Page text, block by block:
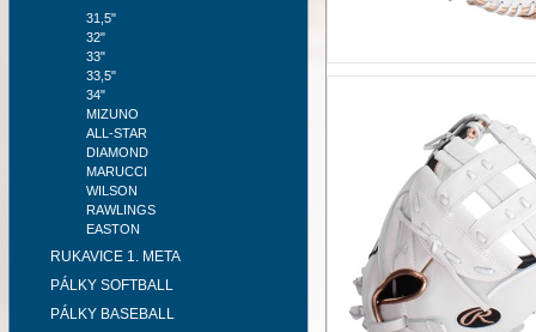
31,5"
32"
33"
33,5"
34"
MIZUNO
ALL-STAR
DIAMOND
MARUCCI
WILSON
RAWLINGS
EASTON
RUKAVICE 1. META
PÁLKY SOFTBALL
PÁLKY BASEBALL